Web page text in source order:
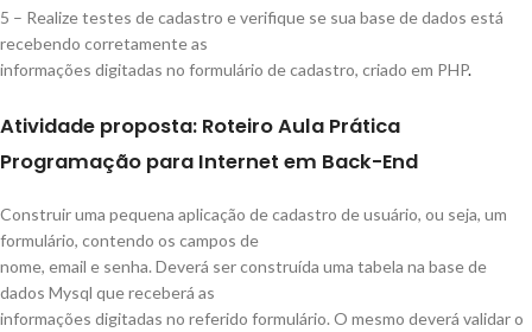
5 – Realize testes de cadastro e verifique se sua base de dados está
recebendo corretamente as
informações digitadas no formulário de cadastro, criado em PHP.
Atividade proposta: Roteiro Aula Prática
Programação para Internet em Back-End
Construir uma pequena aplicação de cadastro de usuário, ou seja, um
formulário, contendo os campos de
nome, email e senha. Deverá ser construída uma tabela na base de
dados Mysql que receberá as
informações digitadas no referido formulário. O mesmo deverá validar o